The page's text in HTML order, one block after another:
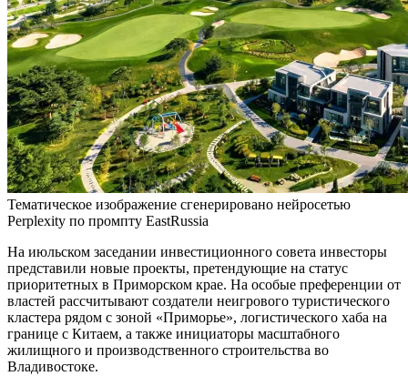
Тематическое изображение сгенерировано нейросетью
Perplexity по промпту EastRussia
На июльском заседании инвестиционного совета инвесторы
представили новые проекты, претендующие на статус
приоритетных в Приморском крае. На особые преференции от
властей рассчитывают создатели неигрового туристического
кластера рядом с зоной «Приморье», логистического хаба на
границе с Китаем, а также инициаторы масштабного
жилищного и производственного строительства во
Владивостоке.